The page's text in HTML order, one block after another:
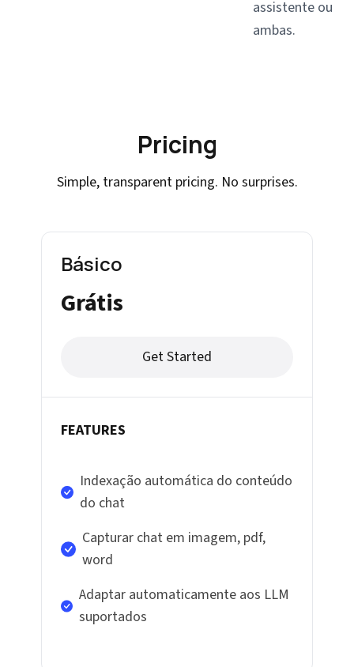
assistente ou
ambas.
Pricing
Simple, transparent pricing. No surprises.
Básico
Grátis
Get Started
FEATURES
Indexação automática do conteúdo
do chat
Capturar chat em imagem, pdf,
word
Adaptar automaticamente aos LLM
suportados